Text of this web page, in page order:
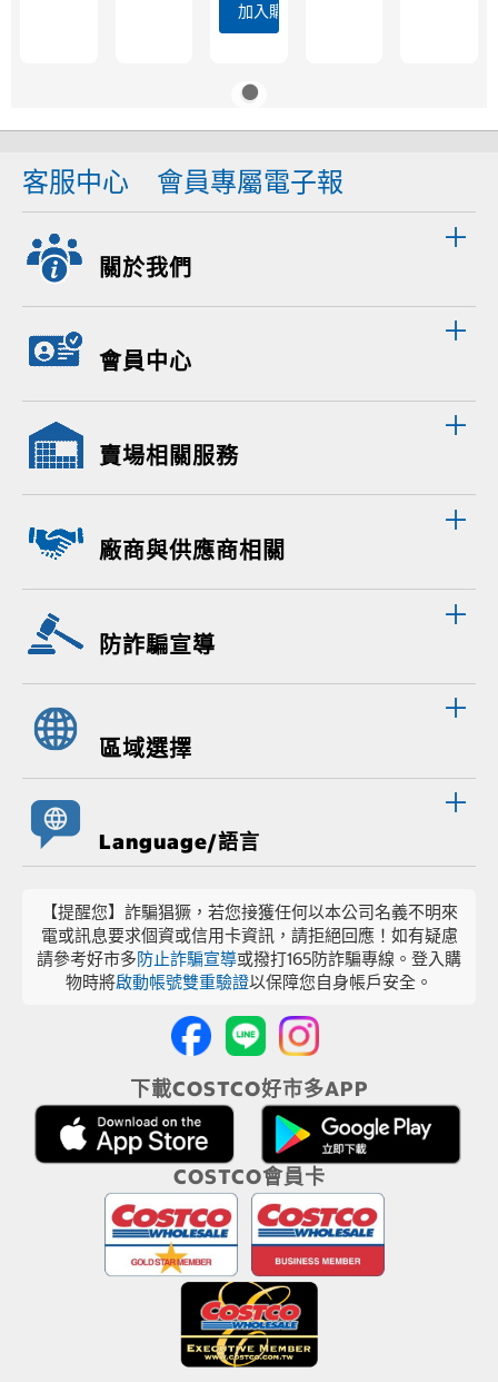
加入購物車
客服中心 會員專屬電子報
關於我們
會員中心
賣場相關服務
廠商與供應商相關
防詐騙宣導
區域選擇
Language/語言
【提醒您】詐騙猖獗，若您接獲任何以本公司名義不明來
電或訊息要求個資或信用卡資訊，請拒絕回應！如有疑慮
請參考好市多防止詐騙宣導或撥打165防詐騙專線。登入購
物時將啟動帳號雙重驗證以保障您自身帳戶安全。
下載COSTCO好市多APP
COSTCO會員卡